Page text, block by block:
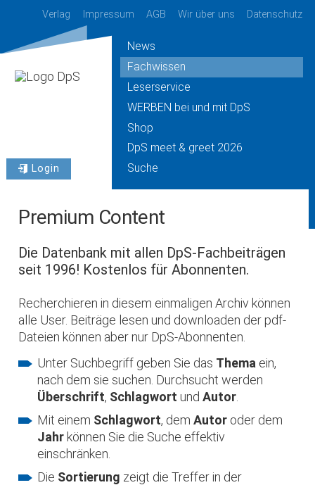
Verlag Impressum AGB Wir über uns Datenschutz
Login
News
Fachwissen
Leserservice
WERBEN bei und mit DpS
Shop
DpS meet & greet 2026
Suche
Premium Content
Die Datenbank mit allen DpS-Fachbeiträgen
seit 1996! Kostenlos für Abonnenten.
Recherchieren in diesem einmaligen Archiv können
alle User. Beiträge lesen und downloaden der pdf-
Dateien können aber nur DpS-Abonnenten.
Unter Suchbegriff geben Sie das Thema ein,
nach dem sie suchen. Durchsucht werden
Überschrift, Schlagwort undAutor
Mit einem Schlagwort, demAutor oder dem
Jahr können Sie die Suche effektiv
einschränken.
Die Sortierung zeigt die Treffer in der